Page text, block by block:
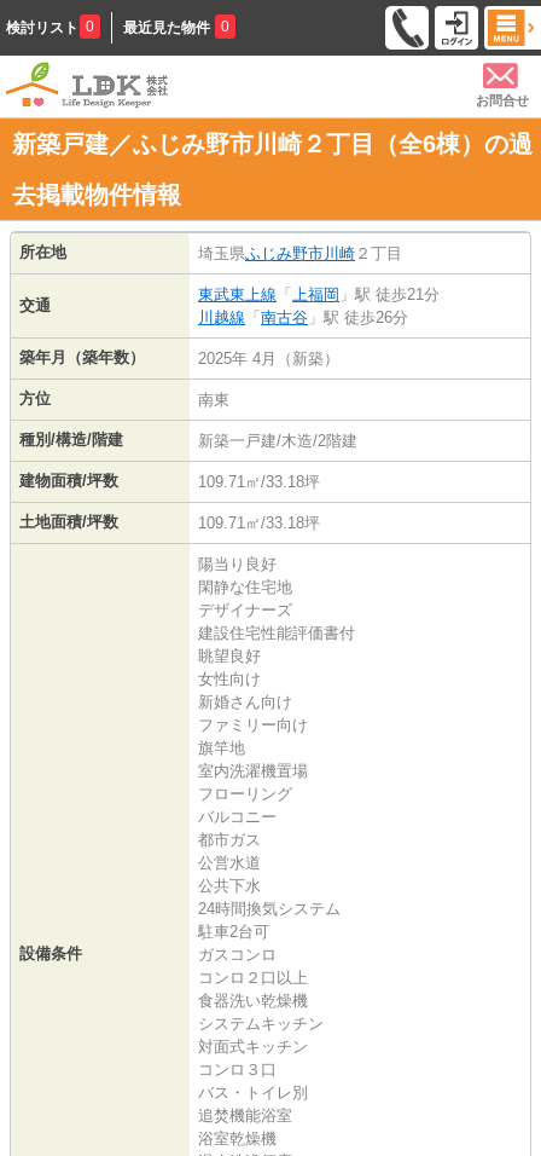
検討リスト 0 最近見た物件 0
お問合せ
新築戸建／ふじみ野市川崎２丁目（全6棟）の過
去掲載物件情報
所在地 埼玉県ふじみ野市川崎 ２丁目
交通
東武東上線 「 上福岡 」駅 徒歩21分
川越線 「 南古谷 」駅 徒歩26分
築年月（築年数） 2025年 4月（新築）
方位 南東
種別/構造/階建 新築一戸建/木造/2階建
建物面積/坪数 109.71㎡/33.18坪
土地面積/坪数 109.71㎡/33.18坪
設備条件
陽当り良好
閑静な住宅地
デザイナーズ
建設住宅性能評価書付
眺望良好
女性向け
新婚さん向け
ファミリー向け
旗竿地
室内洗濯機置場
フローリング
バルコニー
都市ガス
公営水道
公共下水
24時間換気システム
駐車2台可
ガスコンロ
コンロ２口以上
食器洗い乾燥機
システムキッチン
対面式キッチン
コンロ３口
バス・トイレ別
追焚機能浴室
浴室乾燥機